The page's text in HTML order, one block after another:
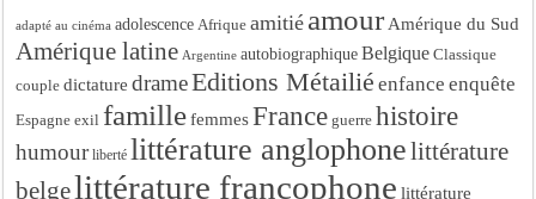
adapté au cinéma adolescence Afrique amitié amour Amérique du Sud
Amérique latine Argentine autobiographique Belgique Classique
couple dictature drameEditions Métailié enfance enquête
Espagne exil famille femmes France guerre histoire
humour liberté littérature anglophonelittérature
belgelittérature francophone littérature